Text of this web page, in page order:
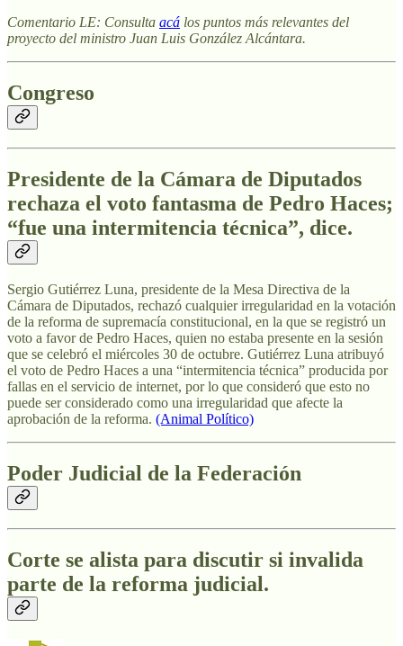
Comentario LE: Consulta acá los puntos más relevantes del
proyecto del ministro Juan Luis González Alcántara.
Congreso
Presidente de la Cámara de Diputados
rechaza el voto fantasma de Pedro Haces;
“fue una intermitencia técnica”, dice.
Sergio Gutiérrez Luna, presidente de la Mesa Directiva de la
Cámara de Diputados, rechazó cualquier irregularidad en la votación
de la reforma de supremacía constitucional, en la que se registró un
voto a favor de Pedro Haces, quien no estaba presente en la sesión
que se celebró el miércoles 30 de octubre. Gutiérrez Luna atribuyó
el voto de Pedro Haces a una “intermitencia técnica” producida por
fallas en el servicio de internet, por lo que consideró que esto no
puede ser considerado como una irregularidad que afecte la
aprobación de la reforma. (Animal Político)
Poder Judicial de la Federación
Corte se alista para discutir si invalida
parte de la reforma judicial.